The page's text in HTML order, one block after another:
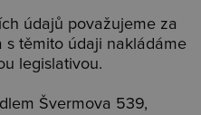
údajů považujeme za
s těmito údaji nakládáme
legislativou.
Švermova 539,